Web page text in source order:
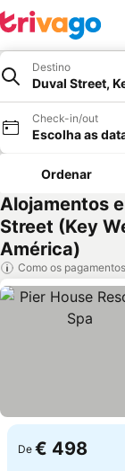
Destino
Duval Street,
Check-in/out
Escolha as
Ordenar
Alojamentos
Street (Key
América)
Como os
De € 498